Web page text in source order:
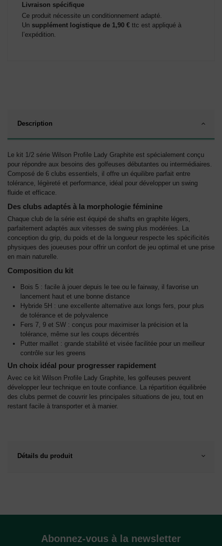
Livraison spécifique
Ce produit nécessite un conditionnement adapté.
Un supplément logistique de 1,90 € ttc est appliqué à
l’expédition.
Description
Le kit 1/2 série Wilson Profile Lady Graphite est spécialement conçu
pour répondre aux besoins des golfeuses débutantes ou intermédiaires.
Composé de 6 clubs essentiels, il offre un équilibre parfait entre
tolérance, légèreté et performance, idéal pour développer un swing
fluide et efficace.
Des clubs adaptés à la morphologie féminine
Chaque club de la série est équipé de shafts en graphite légers,
parfaitement adaptés aux vitesses de swing plus modérées. La
conception du grip, du poids et de la longueur respecte les spécificités
physiques des joueuses pour offrir un confort de jeu optimal et une prise
en main naturelle.
Composition du kit
Bois 5 : facile à jouer depuis le tee ou le fairway, il favorise un
lancement haut et une bonne distance
Hybride 5H : une excellente alternative aux longs fers, pour plus
de tolérance et de polyvalence
Fers 7, 9 et SW : conçus pour maximiser la précision et la
tolérance, même sur les coups décentrés
Putter maillet : grande stabilité et visée facilitée pour un meilleur
contrôle sur les greens
Un choix idéal pour progresser rapidement
Avec ce kit Wilson Profile Lady Graphite, les golfeuses peuvent
développer leur technique en toute confiance. La répartition équilibrée
des clubs permet de couvrir les principales situations de jeu, tout en
restant facile à transporter et à manier.
Détails du produit
Abonnez-vous à la newsletter